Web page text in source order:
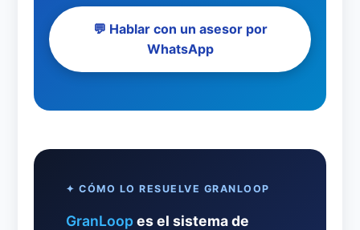
💬 Hablar con un asesor por
WhatsApp
✦ CÓMO LO RESUELVE GRANLOOP
GranLoopes el sistema de